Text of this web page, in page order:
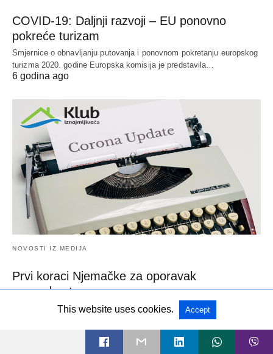
COVID-19: Daljnji razvoji – EU ponovno
pokreće turizam
Smjernice o obnavljanju putovanja i ponovnom pokretanju europskog
turizma 2020. godine Europska komisija je predstavila…
6 godina ago
NOVOSTI IZ MEDIJA
Prvi koraci Njemačke za oporavak
gospodarstva
Njemačka - Bavarska ovog mjeseca planira oživljavanje turizma
Savezna država Bavarska djelomično će se ponovno…
This website uses cookies. Accept